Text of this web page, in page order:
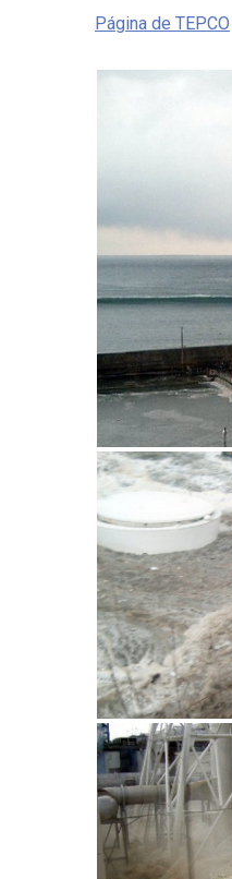
Página de TEPCO